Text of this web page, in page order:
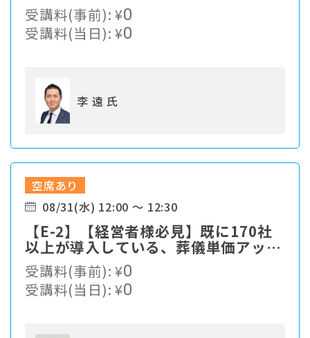
に提供 ～10万ドルから投資できる世
界の名門ヘッジファンドとは～
受講料(事前):¥0
受講料(当日):¥0
李 遠 氏
空席あり
08/31(水) 12:00 ～ 12:30
【E-2】【経営者様必見】既に170社
以上が導入している、葬儀単価アップ
の仕組みをご紹介
受講料(事前):¥0
受講料(当日):¥0